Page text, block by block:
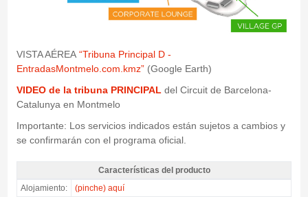
VISTA AÉREA “Tribuna Principal D -
EntradasMontmelo.com.kmz”(Google Earth)
VIDEO de la tribuna PRINCIPALdel Circuit de Barcelona-
Catalunya en Montmelo
Importante: Los servicios indicados están sujetos a cambios y
se confirmarán con el programa oficial.
Pase VIP Sky View Lounge MotoGP Catalunya 2027 - Características del
Características del producto
Alojamiento:
(pinche) aquí